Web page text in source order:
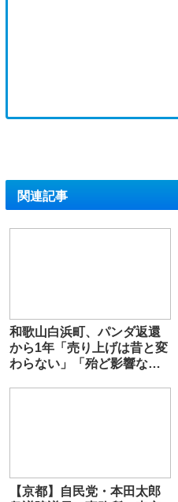
関連記事
和歌山白浜町、パンダ返還
から1年「売り上げは昔と変
わらない」「殆ど影響なし
【京都】自民党・本田太郎